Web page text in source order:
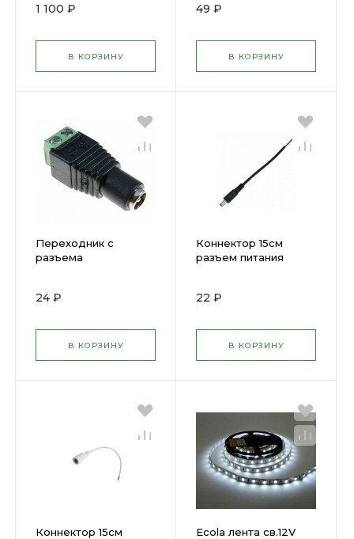
1 100 ₽
В КОРЗИНУ
2хконтSDM3528(
49 ₽
В КОРЗИНУ
Переходник с
разъема
(680562)
24 ₽
В КОРЗИНУ
Коннектор 15см
разъем питания
22 ₽
В КОРЗИНУ
Коннектор 15см
Ecola лента св.12V